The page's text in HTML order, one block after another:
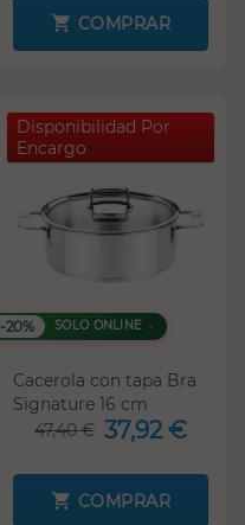
COMPRAR
Disponibilidad Por
Encargo
-20% SOLO ONLINE
Cacerola con tapa Bra
Signature 16 cm
47,40 € 37,92 €
COMPRAR